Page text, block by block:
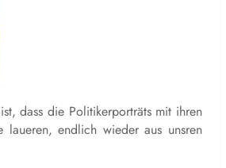
dass die Politikerporträts mit ihren
laueren, endlich wieder aus unsren